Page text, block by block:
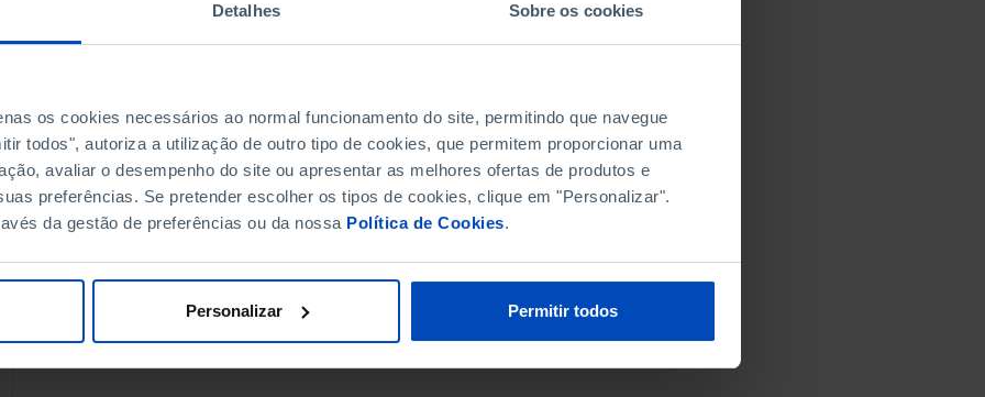
Detalhes Sobre os cookies
os cookies necessários ao normal funcionamento do site, permitindo que navegue
todos", autoriza a utilização de outro tipo de cookies, que permitem proporcionar uma
avaliar o desempenho do site ou apresentar as melhores ofertas de produtos e
preferências. Se pretender escolher os tipos de cookies, clique em "Personalizar".
da gestão de preferências ou da nossa Política de Cookies.
Personalizar Permitir todos